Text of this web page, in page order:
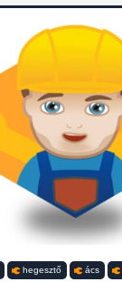
hegesztő ács